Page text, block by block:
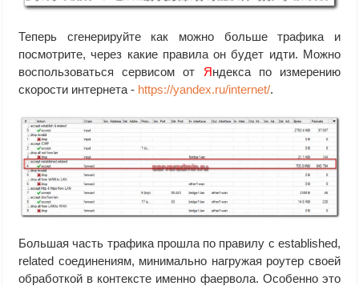
Теперь сгенерируйте как можно больше трафика и
посмотрите, через какие правила он будет идти. Можно
воспользоваться сервисом от Яндекса по измерению
скорости интернета - https://yandex.ru/internet/.
Большая часть трафика прошла по правилу с established,
related соединениям, минимально нагружая роутер своей
обработкой в контексте именно фаервола. Особенно это